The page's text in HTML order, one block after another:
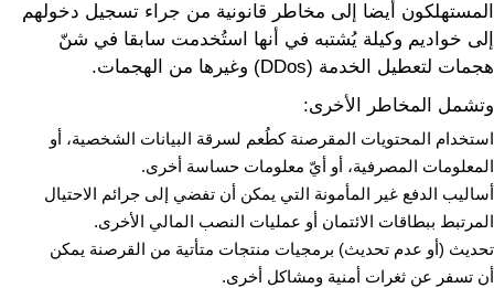
المستهلكون أيضا إلى مخاطر قانونية من جراء تسجيل دخولهم
إلى خواديم وكيلة يُشتبه في أنها استُخدمت سابقا في شنّ
هجمات لتعطيل الخدمة (DDos) وغيرها من الهجمات.
وتشمل المخاطر الأخرى:
استخدام المحتويات المقرصنة كطُعم لسرقة البيانات الشخصية، أو
المعلومات المصرفية، أو أيّ معلومات حساسة أخرى.
أساليب الدفع غير المأمونة التي يمكن أن تفضي إلى جرائم الاحتيال
المرتبط ببطاقات الائتمان أو عمليات النصب المالي الأخرى.
تحديث (أو عدم تحديث) برمجيات منتجات متأتية من القرصنة يمكن
أن تسفر عن ثغرات أمنية ومشاكل أخرى.